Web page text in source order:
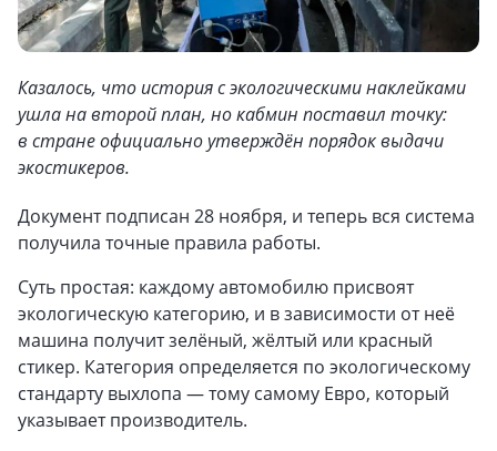
Казалось, что история с экологическими наклейками
ушла на второй план, но кабмин поставил точку:
в стране официально утверждён порядок выдачи
экостикеров.
Документ подписан 28 ноября, и теперь вся система
получила точные правила работы.
Суть простая: каждому автомобилю присвоят
экологическую категорию, и в зависимости от неё
машина получит зелёный, жёлтый или красный
стикер. Категория определяется по экологическому
стандарту выхлопа — тому самому Евро, который
указывает производитель.